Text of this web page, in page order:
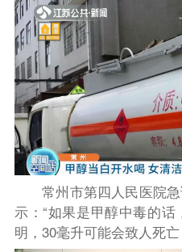
常州市第四人民医院急
示：“如果是甲醇中毒的
明，30毫升可能会致人死